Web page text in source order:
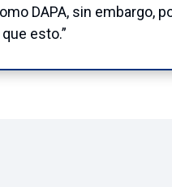
DAPA, sin embargo,
esto.”